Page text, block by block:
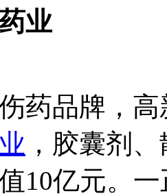
业
药品牌，
，胶囊剂
10亿元。